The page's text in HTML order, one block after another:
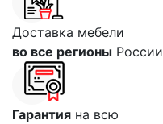
Доставка мебели
во все регионы России
Гарантия на всю